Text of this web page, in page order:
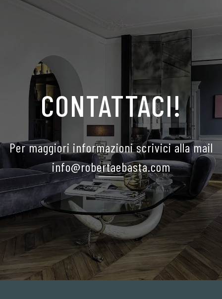
CONTATTACI!
Per maggiori informazioni scrivici alla mail
info@robertaebasta.com